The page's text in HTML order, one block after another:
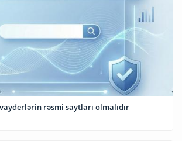
rəsmi saytları olmalıdır